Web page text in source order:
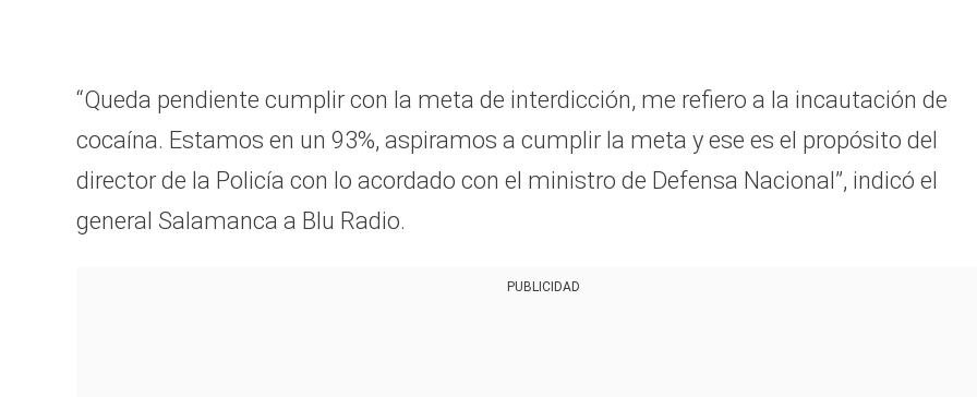
“Queda pendiente cumplir con la meta de interdicción, me refiero a la incautación de
cocaína. Estamos en un 93%, aspiramos a cumplir la meta y ese es el propósito del
director de la Policía con lo acordado con el ministro de Defensa Nacional”, indicó el
general Salamanca a Blu Radio.
PUBLICIDAD